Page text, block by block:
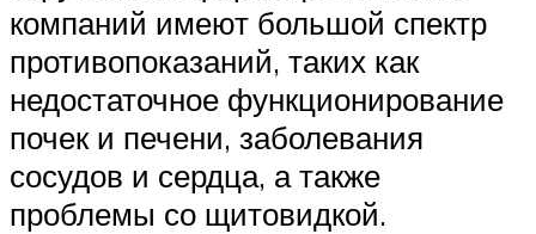
компаний имеют большой спектр
противопоказаний, таких как
недостаточное функционирование
почек и печени, заболевания
сосудов и сердца, а также
проблемы со щитовидкой.